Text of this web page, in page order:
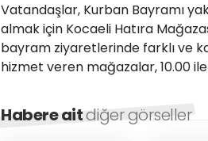
Vatandaşlar, Kurban Bayramı
almak için Kocaeli Hatıra
bayram ziyaretlerinde farklı ve
hizmet veren mağazalar, 10.00
Habere aitdiğer görseller